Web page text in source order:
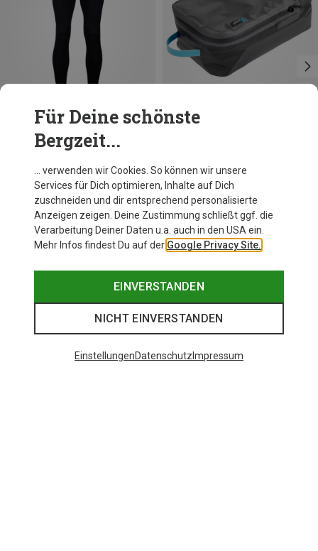
Herren 230 Competition Hose
109,95 €
L XL
Für Deine schönste
Bergzeit...
… verwenden wir Cookies. So können wir unsere
Services für Dich optimieren, Inhalte auf Dich
zuschneiden und dir entsprechend personalisierte
Anzeigen zeigen. Deine Zustimmung schließt ggf. die
Verarbeitung Deiner Daten u.a. auch in den USA ein.
Mehr Infos findest Du auf der Google Privacy Site.
EINVERSTANDEN
NICHT EINVERSTANDEN
EinstellungenDatenschutz Impressum